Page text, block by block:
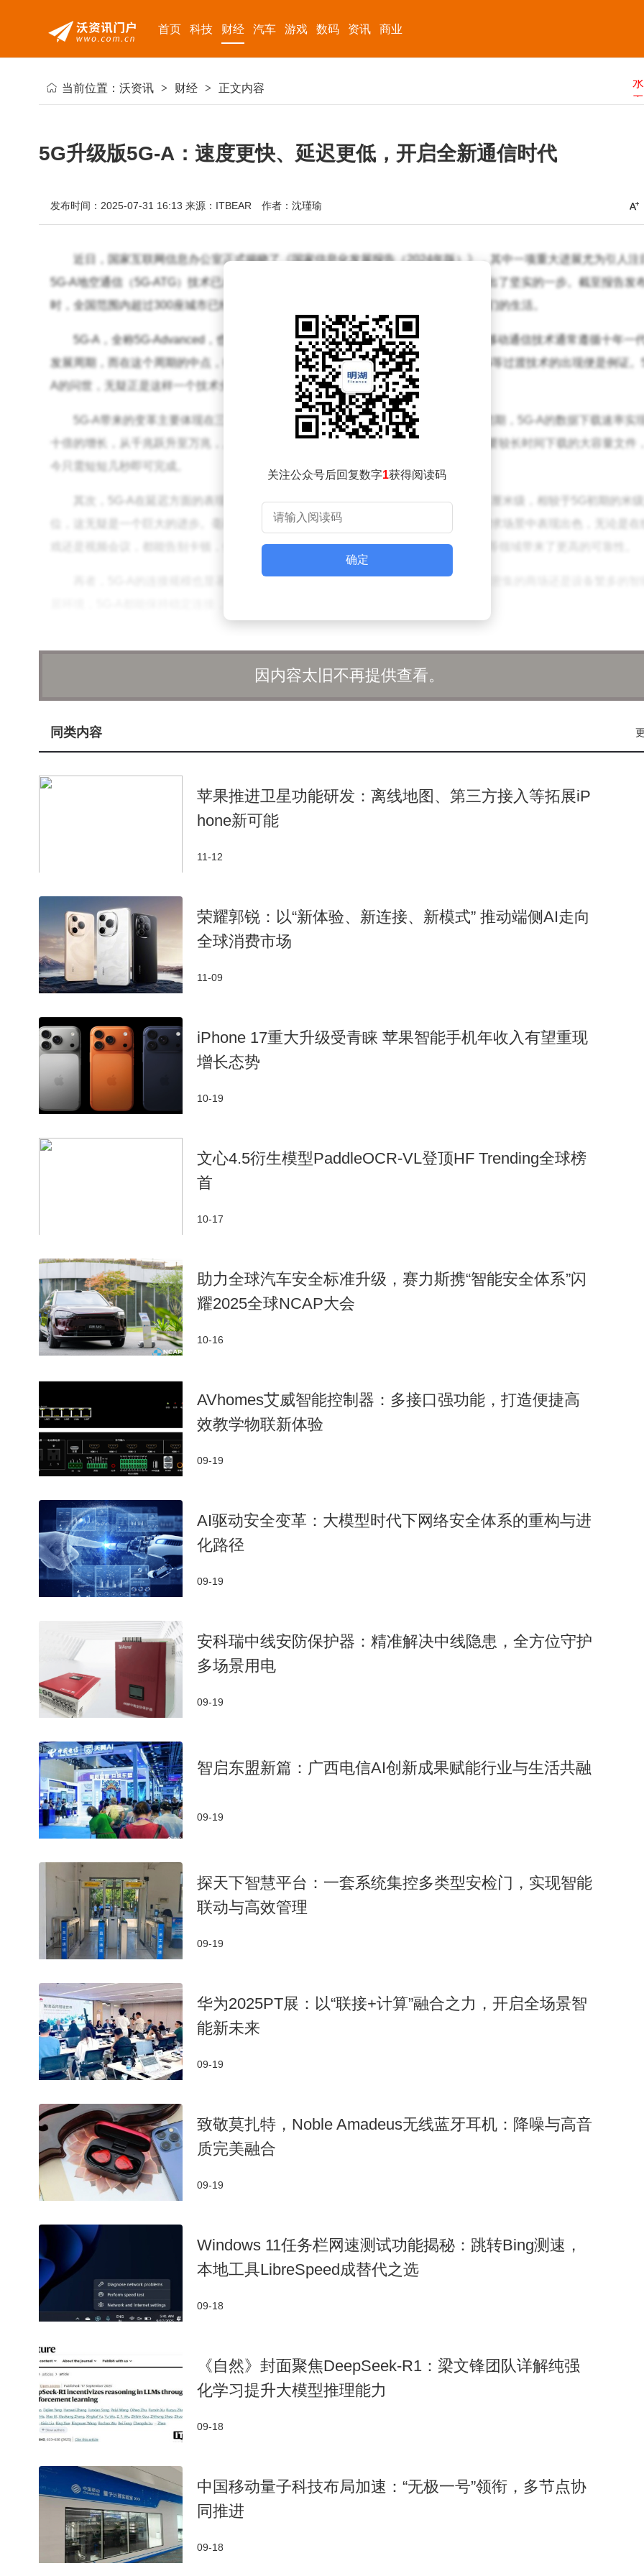
首页 科技 财经 汽车 游戏 数码 资讯 商业
当前位置： 沃资讯 > 财经 > 正文内容
5G升级版5G-A：速度更快、延迟更低，开启全新通信时代
发布时间：2025-07-31 16:13 来源：ITBEAR 作者：沈瑾瑜
近日，国家互联网信息办公室正式揭晓了《国家信息化发展报告（2024年版）》，其中一项重大进展尤为引人注
5G-A地空通信（5G-ATG）技术已成功研发并通过测试，标志着我国在通信技术领域迈出了坚实的一步。截至报告发
时，全国范围内超过300座城市已经实现了5G-A网络的覆盖，这一技术正悄然改变着我们的生活。
5G-A，全称5G-Advanced，也被业界称为5.5G网络，是传统5G技术的全面升级。移动通信技术通常遵循十年一
发展周期，而在这个周期的中点，往往会迎来技术的重大飞跃，诸如2.5G、3.5G和4.5G等过渡技术的出现便是例证。
A的问世，无疑正是这样一个技术分水岭的产物。
5G-A带来的变革主要体现在三个方面。首先，速度上的提升最为直观，相较于5G初期，5G-A的数据下载速率实
十倍的增长，从千兆跃升至万兆，上行峰值速率也大幅提升至千兆。这意味着，以往需要较长时间下载的大容量文件
今只需短短几秒即可完成。
其次，5G-A在延迟方面的表现也极为出色，支持毫秒级时延，定位精度更是达到了厘米级，相较于5G初期的米
位，这无疑是一个巨大的进步。毫秒级的低时延特性，使得5G-A在实时通信和低时延需求场景中表现出色，无论是在
戏还是视频会议，都能告别卡顿，体验更加流畅。这一特性还为远程手术和工业自动化等领域带来了更高的可靠性。
5G-A的应用场景远不止于通信领域。它还拥有天地一体、通感一体和智能上行等独特优势。特别是通感一体技术
过融合通信、感知和算力等能力，实现了多感官性、自然性、交互性和智能化等特点，在低空经济、自动驾驶等前沿
支持。可以预见，5G-A将在更广泛的领域发挥重要作用，推动社会经济的全面发展。
关注公众号后回复数字1获得阅读码
确定
因内容太旧不再提供查看。
同类内容
苹果推进卫星功能研发：离线地图、第三方接入等拓展iP
hone新可能
11-12
荣耀郭锐：以“新体验、新连接、新模式” 推动端侧AI走向
全球消费市场
11-09
iPhone 17重大升级受青睐 苹果智能手机年收入有望重现
增长态势
10-19
文心4.5衍生模型PaddleOCR-VL登顶HF Trending全球榜
首
10-17
助力全球汽车安全标准升级，赛力斯携“智能安全体系”闪
耀2025全球NCAP大会
10-16
AVhomes艾威智能控制器：多接口强功能，打造便捷高
效教学物联新体验
09-19
AI驱动安全变革：大模型时代下网络安全体系的重构与进
化路径
09-19
安科瑞中线安防保护器：精准解决中线隐患，全方位守护
多场景用电
09-19
智启东盟新篇：广西电信AI创新成果赋能行业与生活共融
09-19
探天下智慧平台：一套系统集控多类型安检门，实现智能
联动与高效管理
09-19
华为2025PT展：以“联接+计算”融合之力，开启全场景智
能新未来
09-19
致敬莫扎特，Noble Amadeus无线蓝牙耳机：降噪与高音
质完美融合
09-19
Windows 11任务栏网速测试功能揭秘：跳转Bing测速，
本地工具LibreSpeed成替代之选
09-18
​《自然》封面聚焦DeepSeek-R1：梁文锋团队详解纯强
化学习提升大模型推理能力​
09-18
中国移动量子科技布局加速：“无极一号”领衔，多节点协
同推进
09-18